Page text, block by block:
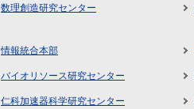
数理創造研究センター
情報統合本部
バイオリソース研究センター
仁科加速器科学研究センター